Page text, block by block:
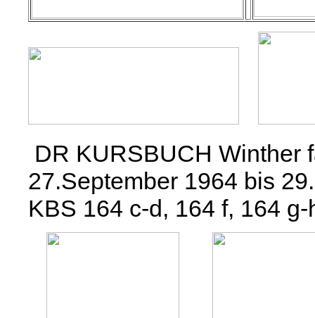
DR KURSBUCH Winther
27.September 1964 bis
KBS 164 c-d, 164 f, 164